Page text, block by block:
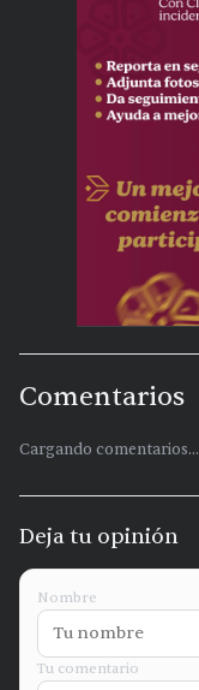
Comentarios
Cargando comentarios...
Deja tu opinión
Nombre
Tu comentario